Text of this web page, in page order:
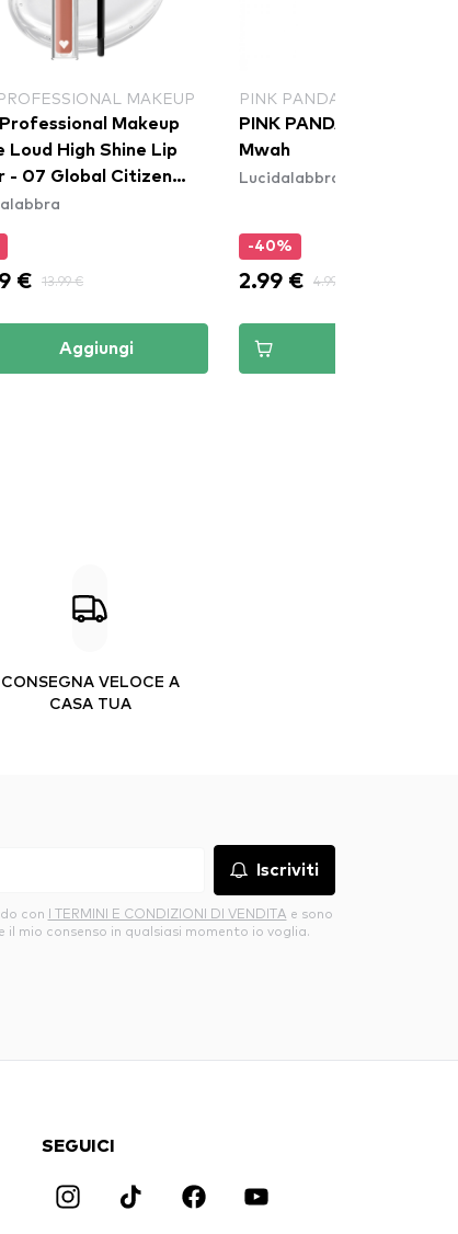
MAKEUP
Professional Makeup
Loud High Shine Lip
- 07 Global Citizen
€ 13.99 €
Aggiungi
PINK PANDA
PINK PANDA Lipgloss -
Mwah
Lucidalabbra
-40%
2.99 € 4.99 €
CONSEGNA VELOCE A
CASA TUA
Iscriviti
con I TERMINI E CONDIZIONI DI VENDITA e sono
mio consenso in qualsiasi momento io voglia.
SEGUICI